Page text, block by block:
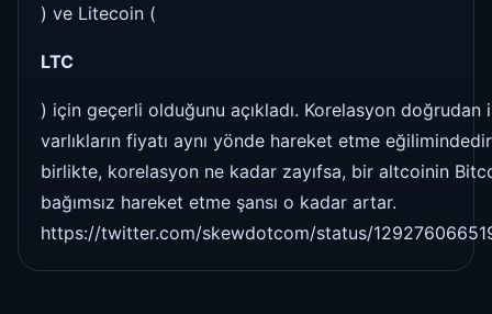
) ve Litecoin (
LTC
) için geçerli olduğunu açıkladı. Korelasyon doğrudan
varlıkların fiyatı aynı yönde hareket etme
birlikte, korelasyon ne kadar zayıfsa, bir altcoinin
bağımsız hareket etme şansı o kadar artar.
https://twitter.com/skewdotcom/status/